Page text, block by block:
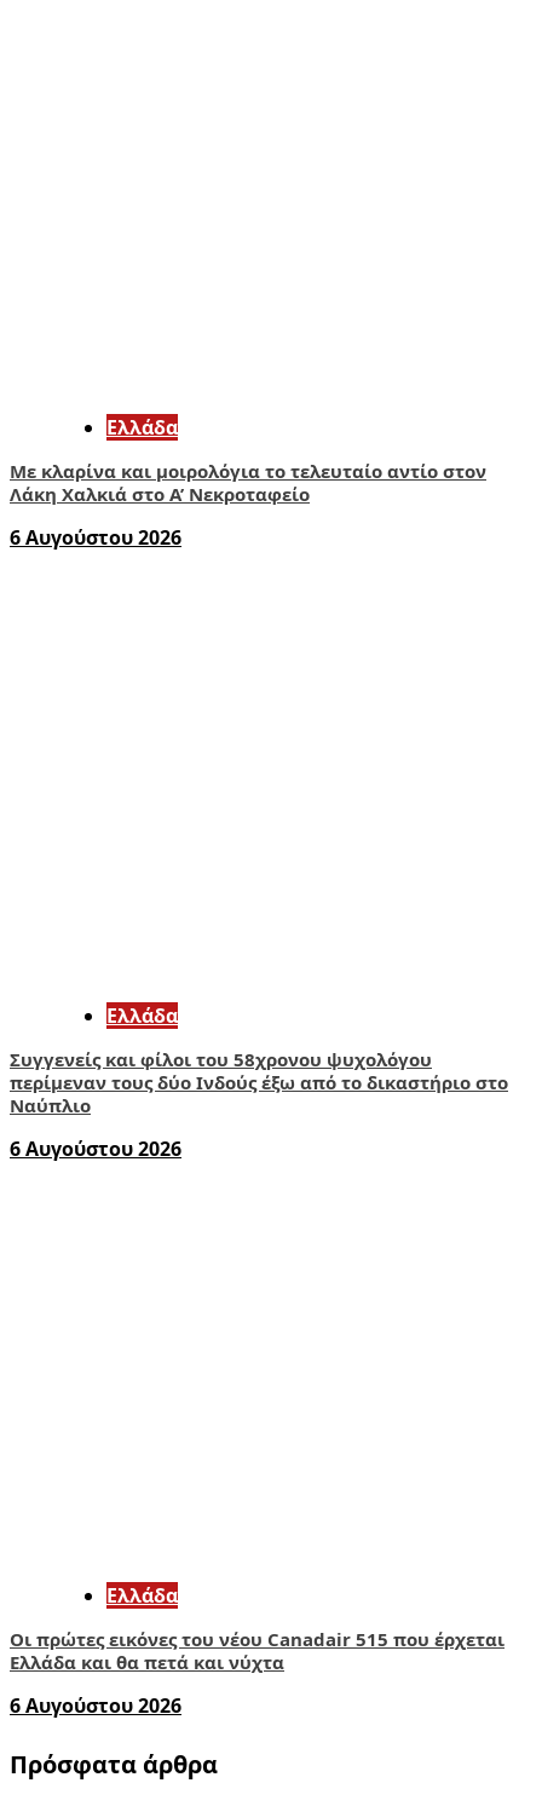
Ελλάδα
Με κλαρίνα και μοιρολόγια το τελευταίο αντίο στον
Λάκη Χαλκιά στο A’ Νεκροταφείο
6 Αυγούστου 2026
Ελλάδα
Συγγενείς και φίλοι του 58χρονου ψυχολόγου
περίμεναν τους δύο Ινδούς έξω από το δικαστήριο στο
Ναύπλιο
6 Αυγούστου 2026
Ελλάδα
Οι πρώτες εικόνες του νέου Canadair 515 που έρχεται
Ελλάδα και θα πετά και νύχτα
6 Αυγούστου 2026
Πρόσφατα άρθρα